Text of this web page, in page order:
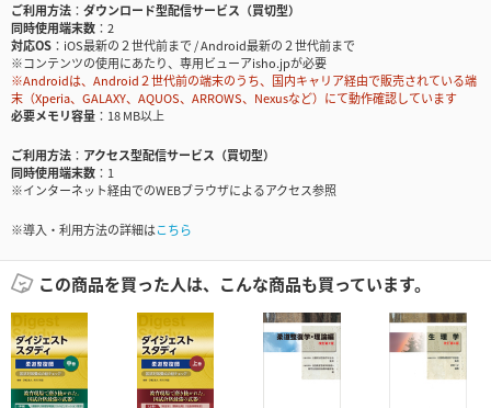
ご利用方法
ダウンロード型配信サービス（買切型）
同時使用端末数
2
対応OS
iOS最新の２世代前まで / Android最新の２世代前まで
※コンテンツの使用にあたり、専用ビューアisho.jpが必要
※Androidは、Android２世代前の端末のうち、国内キャリア経由で販売されている端
末（Xperia、GALAXY、AQUOS、ARROWS、Nexusなど）にて動作確認しています
必要メモリ容量
18 MB以上
ご利用方法
アクセス型配信サービス（買切型）
同時使用端末数
1
※インターネット経由でのWEBブラウザによるアクセス参照
※導入・利用方法の詳細はこちら
この商品を買った人は、こんな商品も買っています。